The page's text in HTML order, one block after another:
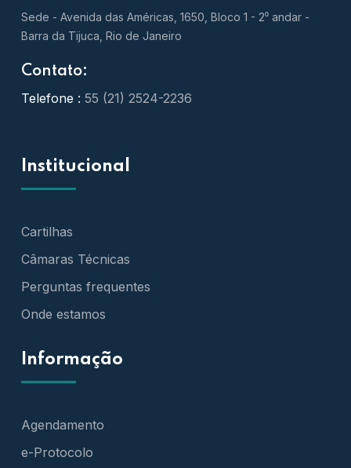
Sede - Avenida das Américas, 1650, Bloco 1 - 2⁰ andar -
Barra da Tijuca, Rio de Janeiro
Contato:
Telefone : 55 (21) 2524-2236
Institucional
Cartilhas
Câmaras Técnicas
Perguntas frequentes
Onde estamos
Informação
Agendamento
e-Protocolo